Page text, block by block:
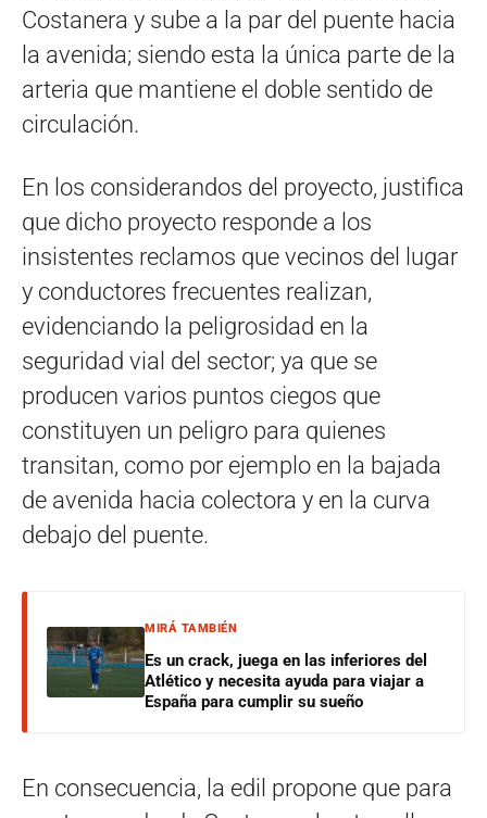
Costanera y sube a la par del puente hacia
la avenida; siendo esta la única parte de la
arteria que mantiene el doble sentido de
circulación.
En los considerandos del proyecto, justifica
que dicho proyecto responde a los
insistentes reclamos que vecinos del lugar
y conductores frecuentes realizan,
evidenciando la peligrosidad en la
seguridad vial del sector; ya que se
producen varios puntos ciegos que
constituyen un peligro para quienes
transitan, como por ejemplo en la bajada
de avenida hacia colectora y en la curva
debajo del puente.
MIRÁ TAMBIÉN
Es un crack, juega en las inferiores del
Atlético y necesita ayuda para viajar a
España para cumplir su sueño
En consecuencia, la edil propone que para